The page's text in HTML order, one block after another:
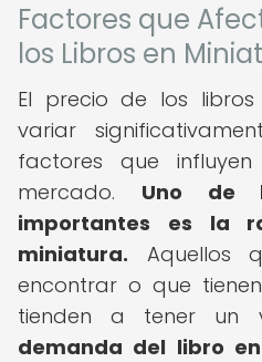
Factores que
los Libros en
El precio de los
variar
factores que
mercado. Uno de
importantes es la
miniatura. Aquellos
encontrar o que
tienden a tener un
demanda del libro